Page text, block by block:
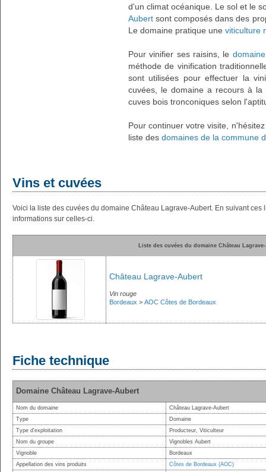
d'un climat océanique. Le sol et le
Aubert sont composés dans des
Le domaine pratique une viticulture
Pour vinifier ses raisins, le
méthode de vinification
sont utilisées pour effectuer la
cuvées, le domaine a recours à la
cuves bois tronconiques selon
Pour continuer votre visite,
liste des domaines de la commune
Vins et cuvées
Voici la liste des cuvées du domaine Château Lagrave-Aubert. En suivant
informations sur celles-ci.
Liste des cuvées du domaine Château
Château Lagrave-Aubert
Vin rouge
Bordeaux > AOC Côtes de Bordeaux
Fiche technique
Domaine Château Lagrave-Aubert
Nom du domaine
Château Lagrave-Aubert
Type
Domaine
Type d'exploitation
Producteur, Viticulteur
Nom du groupe
Vignobles Aubert
Vignoble
Bordeaux
Appellation des vins produits
Côtes de Bordeaux (AOC)